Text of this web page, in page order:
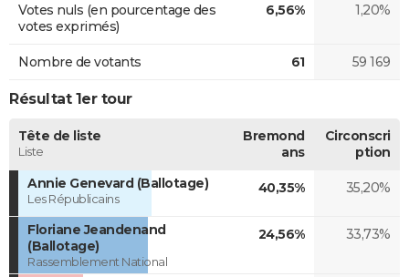
Votes nuls (en pourcentage des
votes exprimés)
6,56% 1,20%
Nombre de votants 61 59 169
Résultat 1er tour
Tête de liste
Liste
Bremond
ans
Circonscri
ption
Annie Genevard (Ballotage)
Les Républicains
40,35% 35,20%
Floriane Jeandenand
(Ballotage)
Rassemblement National
24,56% 33,73%